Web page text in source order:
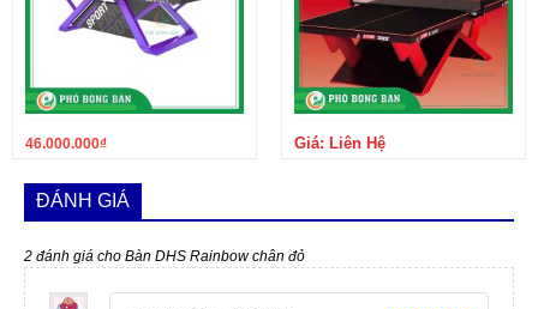
46.000.000₫ Giá: Liên Hệ
ĐÁNH GIÁ
2 đánh giá cho Bàn DHS Rainbow chân đỏ